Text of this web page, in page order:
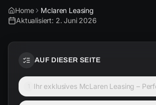
Home
Mclaren Leasing
Aktualisiert: 2. Juni 2026
AUF DIESER SEITE
Ihr exklusives McLaren Leasing –
inszeniert